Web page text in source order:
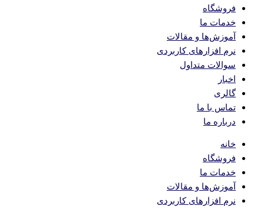
فروشگاه
خدمات ما
آموزش‌ها و مقالات
نرم افزارهای کاربردی
سوالات متداول
اخبار
گالری
تماس با ما
درباره ما
خانه
فروشگاه
خدمات ما
آموزش‌ها و مقالات
نرم افزارهای کاربردی